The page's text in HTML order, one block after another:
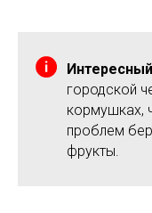
городской
кормушках,
проблем
фрукты.